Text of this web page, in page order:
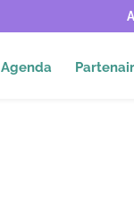
Agenda